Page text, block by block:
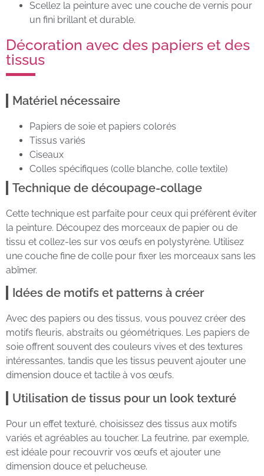
Scellez la peinture avec une couche de vernis pour
un fini brillant et durable.
Décoration avec des papiers et des
tissus
Matériel nécessaire
Papiers de soie et papiers colorés
Tissus variés
Ciseaux
Colles spécifiques (colle blanche, colle textile)
Technique de découpage-collage
Cette technique est parfaite pour ceux qui préfèrent éviter
la peinture. Découpez des morceaux de papier ou de
tissu et collez-les sur vos œufs en polystyrène. Utilisez
une couche fine de colle pour fixer les morceaux sans les
abîmer.
Idées de motifs et patterns à créer
Avec des papiers ou des tissus, vous pouvez créer des
motifs fleuris, abstraits ou géométriques. Les papiers de
soie offrent souvent des couleurs vives et des textures
intéressantes, tandis que les tissus peuvent ajouter une
dimension douce et tactile à vos œufs.
Utilisation de tissus pour un look texturé
Pour un effet texturé, choisissez des tissus aux motifs
variés et agréables au toucher. La feutrine, par exemple,
est idéale pour recouvrir vos œufs et ajouter une
dimension douce et pelucheuse.